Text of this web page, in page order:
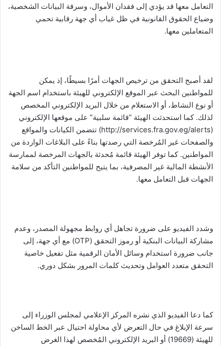
التعامل معها قد يؤدي إلى فقدان الأموال، وسرقة البيانات الشخصية،
وضياع الحقوق القانونية في ظل غياب أي جهة رقابية تحمي
المتعاملين معها.
لقد أصبح التحقق من ترخيص الجهات أمرًا بسيطًا، إذ يمكن
للمواطنين البحث عبر الموقع الإلكتروني للهيئة باستخدام اسم الجهة
أو نوع النشاط، أو الاستعلام من خلال البريد الإلكتروني المخصص
لذلك. كما استحدثت الهيئة “قائمة سلبية” على موقعها الإلكتروني
(http://services.fra.gov.eg/alerts) تتضمن الكيانات والمواقع
والصفحات غير المُرخصة التي رصدتها بناءً على البلاغات الواردة من
المواطنين. كما توفر الهيئة قائمة مُحدثة بالجهات المرخصة لممارسة
الأنشطة المالية غير المصرفية، بما يتيح للمواطنين التأكد من سلامة
الجهات قبل التعامل معها.
وشدد الفيديو على ضرورة تجاهل أي روابط مجهولة المصدر، وعدم
مشاركة البيانات البنكية أو رموز التحقق (OTP) مع أي جهة، إلى
جانب ضرورة استخدام وسائل الأمان الرقمية مثل تفعيل خاصية
التحقق متعدد العوامل وتحديث كلمات المرور بشكل دوري.
كما دعا الفيديو الذي نشره المركز الإعلامي لمجلس الوزراء إلى
سرعة الإبلاغ في حال التعرض لأي محاولة احتيال عبر الخط الساخن
للهيئة (19669) أو البريد الإلكتروني المُخصص لهذا الغرض